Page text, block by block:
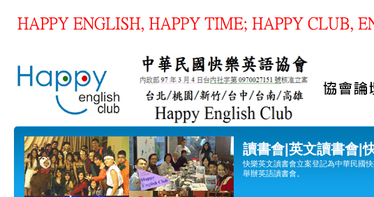
讀書會|英文讀書會|
快樂英文讀書會立案登記為中華民國
舉辦英語讀書會。